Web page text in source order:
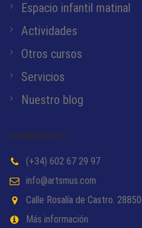
Espacio infantil matinal
Actividades
Otros cursos
Servicios
Nuestro blog
CONTACTO
(+34) 602 67 29 97
info@artsmus.com
Calle Rosalía de Castro.
Más información